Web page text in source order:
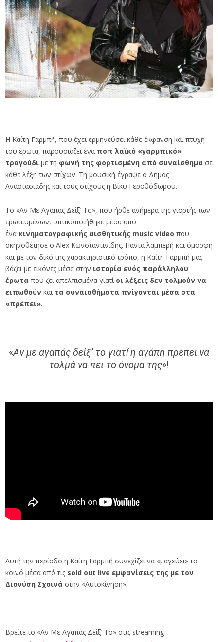
H Καίτη Γαρμπή, που έχει ερμηνεύσει κάθε έκφανση και πτυχή
του έρωτα, παρουσιάζει ένα ποπ λαϊκό «γαρμπικό»
τραγούδι με τη φωνή της φορτισμένη από συναίσθημα σε
κάθε λέξη των στίχων. Τη μουσική έγραψε ο Δήμος
Αναστασιάδης και τους στίχους η Βίκυ Γεροθόδωρου.
Το «Αν Με Αγαπάς Δείξ’ Το», που ήρθε ανήμερα της γιορτής των
ερωτευμένων, οπτικοποιήθηκε μέσα από
ένα κινηματογραφικής αισθητικής music video που
σκηνοθέτησε ο Alex Κωνσταντινίδης. Πάντα λαμπερή και όμορφη
και με τον δικό της χαρακτηριστικό τρόπο, η Καίτη Γαρμπή μας
βάζει με εικόνες μέσα στην ιστορία ενός παράλληλου
έρωτα που ζει απελπισμένα γιατί οι λέξεις δεν τολμούν να
ειπωθούν και τα συναισθήματα πνίγονται μέσα στα
«πρέπει».
«Αν με αγαπάς δείξ’ το γιατί́ η αγάπη πρέπει να
τολμά να πει το όνομα της»!
Αυτή την περίοδο η Καίτη Γαρμπή συνεχίζει να «μαγεύει» το
κοινό μέσα από τις sold out live εμφανίσεις της με τον
Διονύση Σχοινά στην «Αυτοκίνηση».
Βρείτε το «Αν Με Αγαπάς Δείξ’ Το» στις streaming